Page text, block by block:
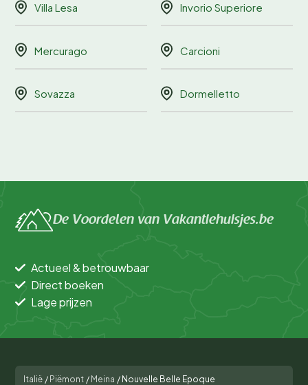
Villa Lesa Invorio Superiore
Mercurago Carcioni
Sovazza Dormelletto
De Voordelen van Vakantiehuisjes.be
Actueel & betrouwbaar
Direct boeken
Lage prijzen
Italië / Piëmont / Meina / Nouvelle Belle Epoque